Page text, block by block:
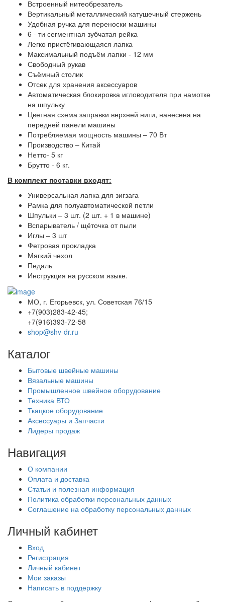
Встроенный нитеобрезатель
Вертикальный металлический катушечный стержень
Удобная ручка для переноски машины
6 - ти сегментная зубчатая рейка
Легко пристёгивающаяся лапка
Максимальный подъём лапки - 12 мм
Свободный рукав
Съёмный столик
Отсек для хранения аксессуаров
Автоматическая блокировка игловодителя при намотке
на шпульку
Цветная схема заправки верхней нити, нанесена на
передней панели машины
Потребляемая мощность машины – 70 Вт
Производство – Китай
Нетто- 5 кг
Брутто - 6 кг.
В комплект поставки входят:
Универсальная лапка для зигзага
Рамка для полуавтоматической петли
Шпульки – 3 шт. (2 шт. + 1 в машине)
Вспарыватель / щёточка от пыли
Иглы – 3 шт
Фетровая прокладка
Мягкий чехол
Педаль
Инструкция на русском языке.
МО, г. Егорьевск, ул. Советская 76/15
+7(903)283-42-45;
+7(916)393-72-58
shop@shv-dr.ru
Каталог
Бытовые швейные машины
Вязальные машины
Промышленное швейное оборудование
Техника ВТО
Ткацкое оборудование
Аксессуары и Запчасти
Лидеры продаж
Навигация
О компании
Оплата и доставка
Статьи и полезная информация
Политика обработки персональных данных
Соглашение на обработку персональных данных
Личный кабинет
Вход
Регистрация
Личный кабинет
Мои заказы
Написать в поддержку